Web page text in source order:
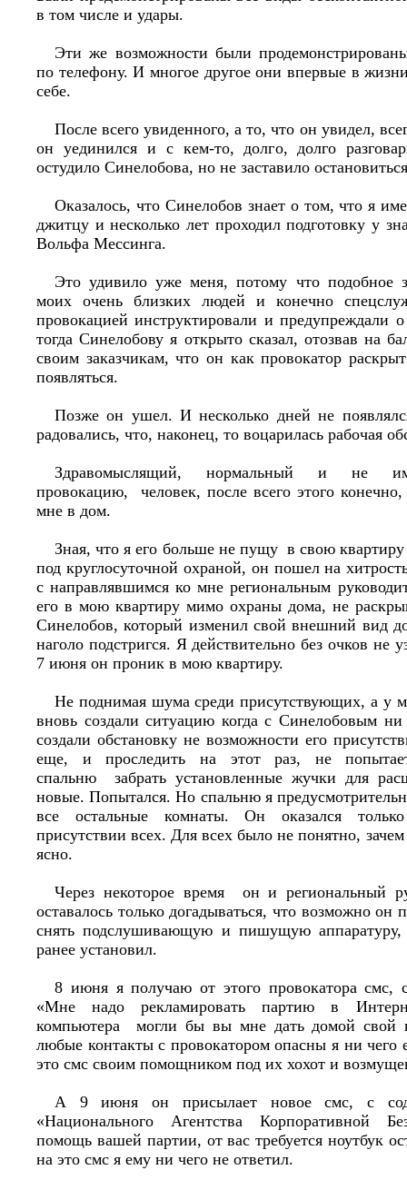
в том числе и удары.
Эти же возможности были
по телефону. И многое другое они впервые в
себе.
После всего увиденного, а то, что он увидел,
он уединился и с кем-то, долго, долго
остудило Синелобова, но не заставило
Оказалось, что Синелобов знает о том, что я
джитцу и несколько лет проходил подготовку у
Вольфа Мессинга.
Это удивило уже меня, потому что подобное
моих очень близких людей и конечно
провокацией инструктировали и
тогда Синелобову я открыто сказал, отозвав на
своим заказчикам, что он как провокатор
появляться.
Позже он ушел. И несколько дней не
радовались, что, наконец, то воцарилась
Здравомыслящий, нормальный и не
провокацию, человек, после всего этого
мне в дом.
Зная, что я его больше не пущу в свою
под круглосуточной охраной, он пошел на
с направлявшимся ко мне региональным
его в мою квартиру мимо охраны дома, не
Синелобов, который изменил свой внешний вид
наголо подстригся. Я действительно без очков не
7 июня он проник в мою квартиру.
Не поднимая шума среди присутствующих, а у
вновь создали ситуацию когда с Синелобовым ни
создали обстановку не возможности его
еще, и проследить на этот раз, не
спальню забрать установленные жучки для
новые. Попытался. Но спальню я
все остальные комнаты. Он оказался
присутствии всех. Для всех было не понятно,
ясно.
Через некоторое время он и региональный
оставалось только догадываться, что возможно он
снять подслушивающую и пишущую
ранее установил.
8 июня я получаю от этого провокатора смс,
«Мне надо рекламировать партию в
компьютера могли бы вы мне дать домой свой
любые контакты с провокатором опасны я ни чего
это смс своим помощником под их хохот и
А 9 июня он присылает новое смс, с
«Национального Агентства Корпоративной
помощь вашей партии, от вас требуется ноутбук
на это смс я ему ни чего не ответил.